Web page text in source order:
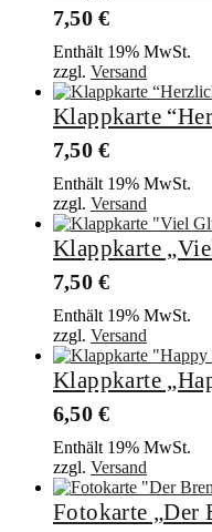
7,50 €
Enthält 19% MwSt.
zzgl. Versand
Klappkarte
7,50 €
Enthält 19% MwSt.
zzgl. Versand
Klappkarte
7,50 €
Enthält 19% MwSt.
zzgl. Versand
Klappkarte
6,50 €
Enthält 19% MwSt.
zzgl. Versand
Fotokarte „Der